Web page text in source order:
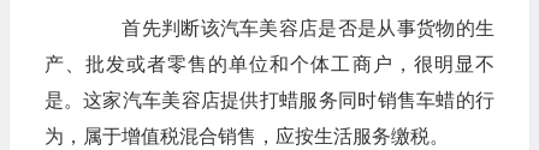
首先判断该汽车美容店是否是从事货物的生
产、批发或者零售的单位和个体工商户，很明显不
是。这家汽车美容店提供打蜡服务同时销售车蜡的行
为，属于增值税混合销售，应按生活服务缴税。